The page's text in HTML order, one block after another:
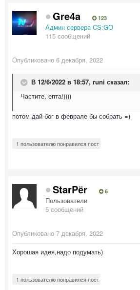
Gre4a 123
Админ сервера CS:GO
115 сообщений
Опубликовано 6 декабря, 2022
В 12/6/2022 в 18:57, runi сказал:
Частите, епта!))))
потом дай бог в феврале бы собрать =)
1 пользователю понравился пост
StarPёr 6
Пользователи
5 сообщений
Опубликовано 7 декабря, 2022
Хорошая идея,надо подумать)
1 пользователю понравился пост